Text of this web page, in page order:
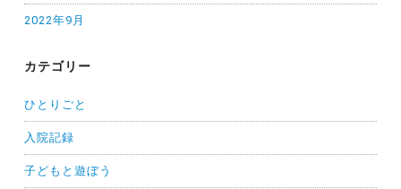
2022年9月
カテゴリー
ひとりごと
入院記録
子どもと遊ぼう